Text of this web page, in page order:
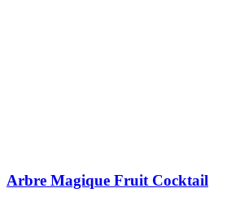
Arbre Magique Fruit Cocktail